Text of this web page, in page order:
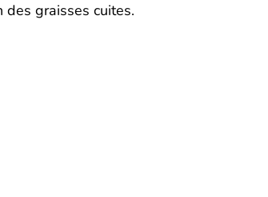
des graisses cuites.